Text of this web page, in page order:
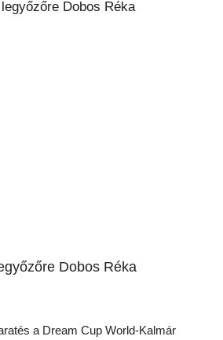
Dobos Réka
a Dream Cup World-Kalmár